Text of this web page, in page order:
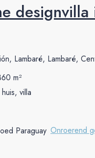
Lambaré, Lambaré,
m²
villa
Onroerend